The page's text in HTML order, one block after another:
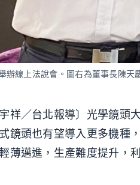
辦線上法說會。圖右為董事長陳天
宇祥／台北報導〕光學鏡頭
鏡頭也有望導入更多機種
薄邁進，生產難度提升，